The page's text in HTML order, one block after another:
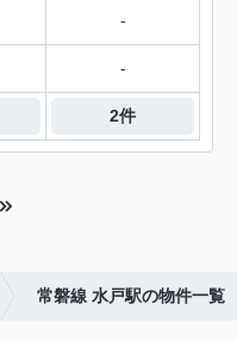
-
-
2件
常磐線 水戸駅の物件一覧